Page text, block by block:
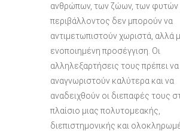
ανθρώπων, των ζώων, των φυτών
περιβάλλοντος δεν μπορούν να
αντιμετωπιστούν χωριστά, αλλά
ενοποιημένη προσέγγιση. Οι
αλληλεξαρτήσεις τους πρέπει να
αναγνωριστούν καλύτερα και να
αναδειχθούν οι διεπαφές τους
πλαίσιο μιας πολυτομεακής,
διεπιστημονικής και